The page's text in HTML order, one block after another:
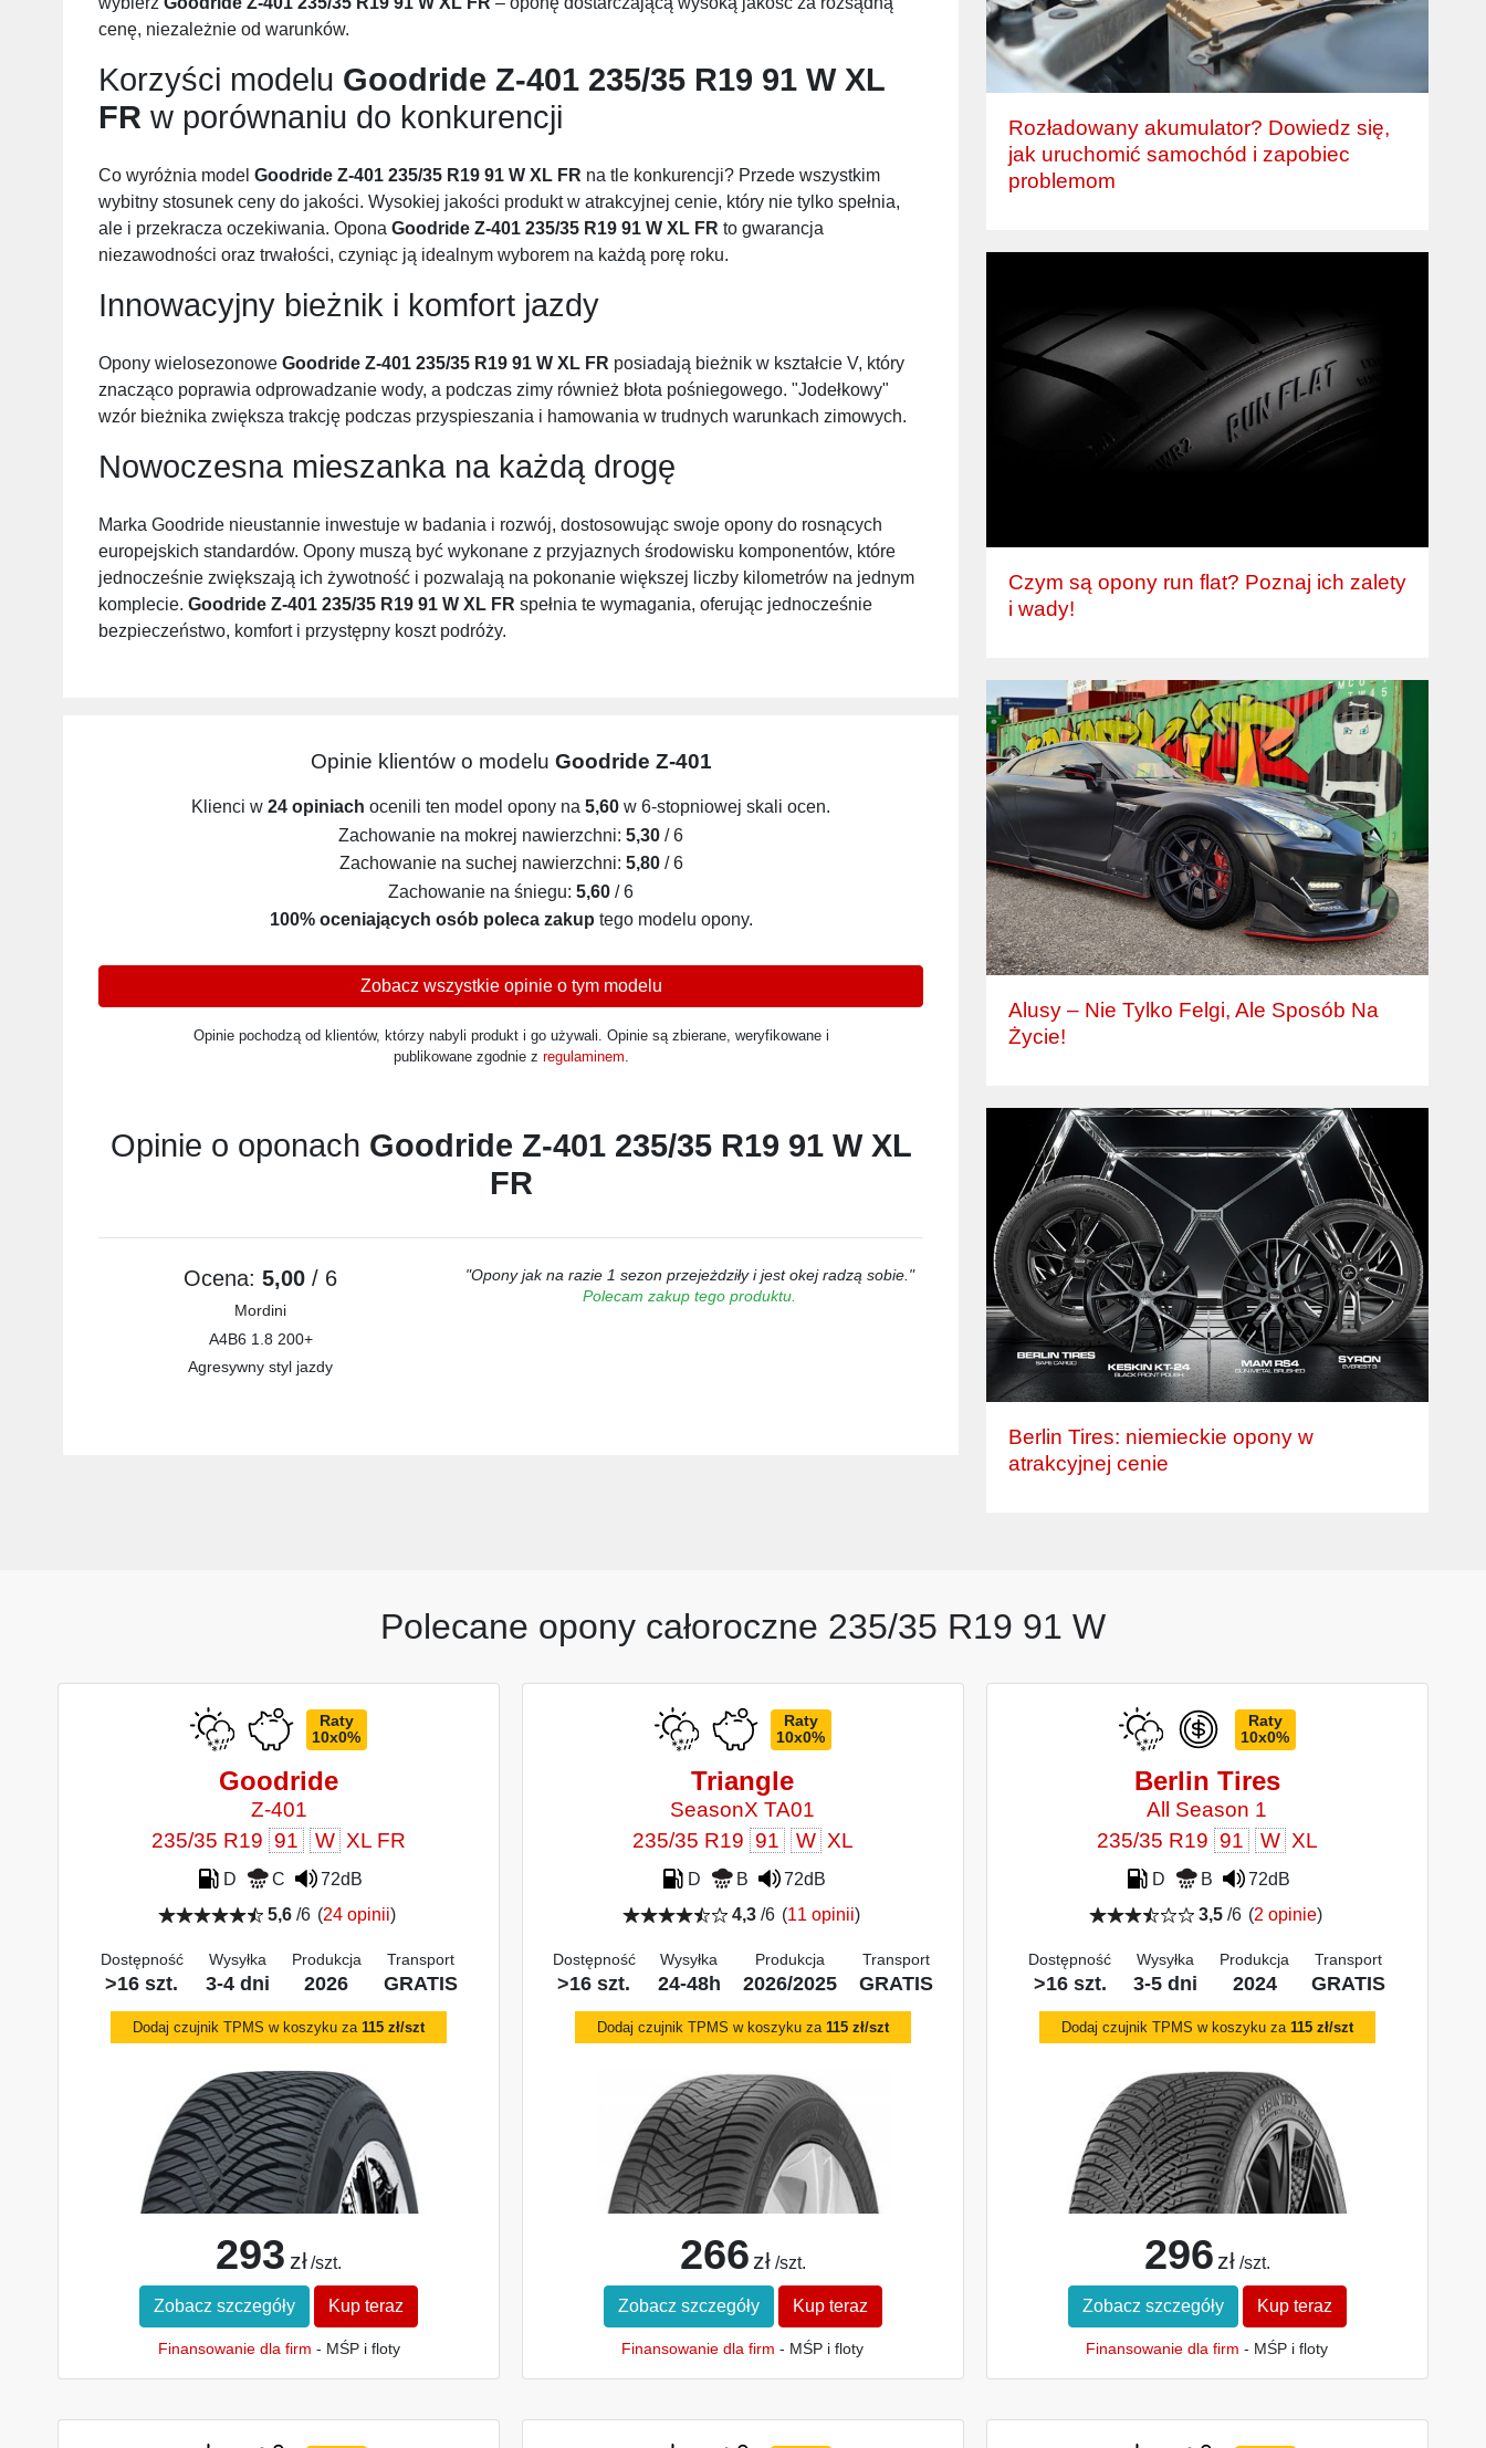
cenę, niezależnie od warunków.
Korzyści modelu Goodride Z-401 235/35 R19 91 W XL
FR w porównaniu do konkurencji
Co wyróżnia model Goodride Z-401 235/35 R19 91 W XL FR na tle konkurencji? Przede wszystkim
wybitny stosunek ceny do jakości. Wysokiej jakości produkt w atrakcyjnej cenie, który nie tylko spełnia,
ale i przekracza oczekiwania. Opona Goodride Z-401 235/35 R19 91 W XL FR to gwarancja
niezawodności oraz trwałości, czyniąc ją idealnym wyborem na każdą porę roku.
Innowacyjny bieżnik i komfort jazdy
Opony wielosezonowe Goodride Z-401 235/35 R19 91 W XL FR posiadają bieżnik w kształcie V, który
znacząco poprawia odprowadzanie wody, a podczas zimy również błota pośniegowego. "Jodełkowy"
wzór bieżnika zwiększa trakcję podczas przyspieszania i hamowania w trudnych warunkach zimowych.
Nowoczesna mieszanka na każdą drogę
Marka Goodride nieustannie inwestuje w badania i rozwój, dostosowując swoje opony do rosnących
europejskich standardów. Opony muszą być wykonane z przyjaznych środowisku komponentów, które
jednocześnie zwiększają ich żywotność i pozwalają na pokonanie większej liczby kilometrów na jednym
komplecie. Goodride Z-401 235/35 R19 91 W XL FR spełnia te wymagania, oferując jednocześnie
bezpieczeństwo, komfort i przystępny koszt podróży.
Opinie klientów o modelu Goodride Z-401
Klienci w 24 opiniach ocenili ten model opony na 5,60 w 6-stopniowej skali ocen.
Zachowanie na mokrej nawierzchni: 5,30 / 6
Zachowanie na suchej nawierzchni: 5,80/ 6
Zachowanie na śniegu: 5,60 / 6
100% oceniających osób poleca zakup tego modelu opony.
Zobacz wszystkie opinie o tym modelu
Opinie pochodzą od klientów, którzy nabyli produkt i go używali. Opinie są zbierane, weryfikowane i
publikowane zgodnie z regulaminem
Opinie o oponach Goodride Z-401 235/35 R19 91 W XL
FR
Ocena:5,00 / 6
Mordini
A4B6 1.8 200+
Agresywny styl jazdy
"Opony jak na razie 1 sezon przejeżdziły i jest okej radzą sobie."
Polecam zakup tego produktu.
Rozładowany akumulator? Dowiedz się,
jak uruchomić samochód i zapobiec
problemom
Czym są opony run flat? Poznaj ich zalety
i wady!
Alusy – Nie Tylko Felgi, Ale Sposób Na
Życie!
Berlin Tires: niemieckie opony w
atrakcyjnej cenie
Polecane opony całoroczne 235/35 R19 91 W
Raty
10x0%
Goodride
Z-401
235/35 R19 91 W XL FR
D C
72dB
5,6/6 (24 opinii)
Dostępność
>16 szt.
Wysyłka
3-4 dni
Produkcja
2026
Transport
GRATIS
Dodaj czujnik TPMS w koszyku za 115 zł/szt
293 zł /szt.
Zobacz szczegóły Kup teraz
Finansowanie dla firm - MŚP i floty
Raty
10x0%
Triangle
SeasonX TA01
235/35 R19 91 W XL
D B
72dB
4,3/6 (11 opinii)
Dostępność
>16 szt.
Wysyłka
24-48h
Produkcja
2026/2025
Transport
GRATIS
Dodaj czujnik TPMS w koszyku za 115 zł/szt
266 zł /szt.
Zobacz szczegóły Kup teraz
Finansowanie dla firm - MŚP i floty
Raty
10x0%
Berlin Tires
All Season 1
235/35 R19 91 W XL
D B
72dB
3,5/6 (2 opinie)
Dostępność
>16 szt.
Wysyłka
3-5 dni
Produkcja
2024
Transport
GRATIS
Dodaj czujnik TPMS w koszyku za 115 zł/szt
296 zł /szt.
Zobacz szczegóły Kup teraz
Finansowanie dla firm - MŚP i floty